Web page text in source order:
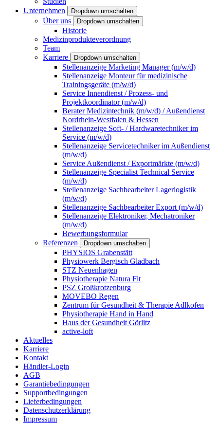
Unternehmen
Dropdown umschalten
Über uns Dropdown umschalten
Historie
Medizinprodukteverordnung
Team
Karriere
Dropdown umschalten
Stellenanzeige Marketing Manager (m/w/d)
Stellenanzeige Monteur für medizinische
Trainingsgeräte (m/w/d)
Service Innendienst / Prozess- und
Projektkoordinator (m/w/d)
Berater Medizintechnik (m/w/d) / Außendienst
Nordrhein-Westfalen & Hessen
Stellenanzeige Soft- / Hardwaretechniker im
Service (m/w/d)
Stellenanzeige Servicetechniker im Außendienst
(m/w/d)
Service Außendienst / Exportmärkte (m/w/d)
Stellenanzeige Specialist Technical Service
(m/w/d)
Stellenanzeige Sachbearbeiter Lagerlogistik
(m/w/d)
Stellenanzeige Sachbearbeiter Export (m/w/d)
Stellenanzeige Elektroniker, Mechatroniker
(m/w/d)
Bewerbungsformular
Referenzen
Dropdown umschalten
PHYSIOS Grabenstätt
Physiowerk Bergisch Gladbach
STZ Neuenhagen
Physiotherapie Natura Fit
PSZ Großkrotzenburg
MOVEBO Regen
Zentrum für Gesundheit & Therapie Adlkofen
Physiotherapie Hand in Hand
Haus der Gesundheit Görlitz
active-loft
Aktuelles
Karriere
Kontakt
Händler-Login
AGB
Garantiebedingungen
Supportbedingungen
Lieferbedingungen
Datenschutzerklärung
Impressum